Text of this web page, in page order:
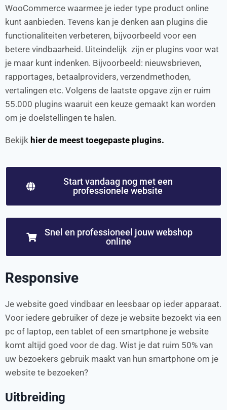
WooCommerce waarmee je ieder type product online
kunt aanbieden. Tevens kan je denken aan plugins die
functionaliteiten verbeteren, bijvoorbeeld voor een
betere vindbaarheid. Uiteindelijk zijn er plugins voor wat
je maar kunt indenken. Bijvoorbeeld: nieuwsbrieven,
rapportages, betaalproviders, verzendmethoden,
vertalingen etc. Volgens de laatste opgave zijn er ruim
55.000 plugins waaruit een keuze gemaakt kan worden
om je doelstellingen te halen.
Bekijk hier de meest toegepaste plugins.
Start vandaag nog met een
professionele website
Snel en professioneel jouw webshop
online
Responsive
Je website goed vindbaar en leesbaar op ieder apparaat.
Voor iedere gebruiker of deze je website bezoekt via een
pc of laptop, een tablet of een smartphone je website
komt altijd goed voor de dag. Wist je dat ruim 50% van
uw bezoekers gebruik maakt van hun smartphone om je
website te bezoeken?
Uitbreiding